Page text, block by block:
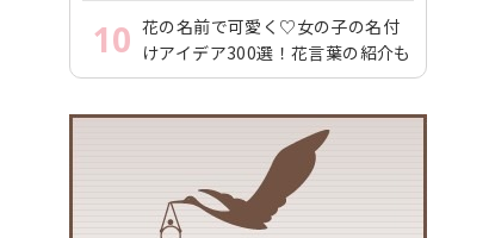
10 花の名前で可愛く♡女の子の名付
けアイデア300選！花言葉の紹介も